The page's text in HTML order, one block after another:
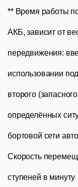
** Время работы
АКБ, зависит от
передвижения:
использовании
второго
определённых
бортовой сети
Скорость
ступеней в минуту